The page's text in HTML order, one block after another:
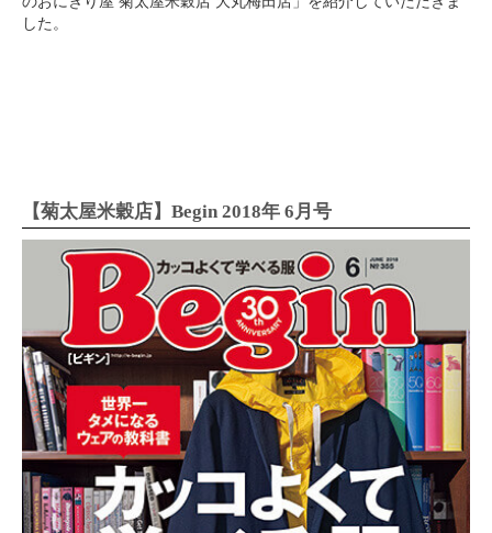
した。
【菊太屋米穀店】Begin 2018年 6月号